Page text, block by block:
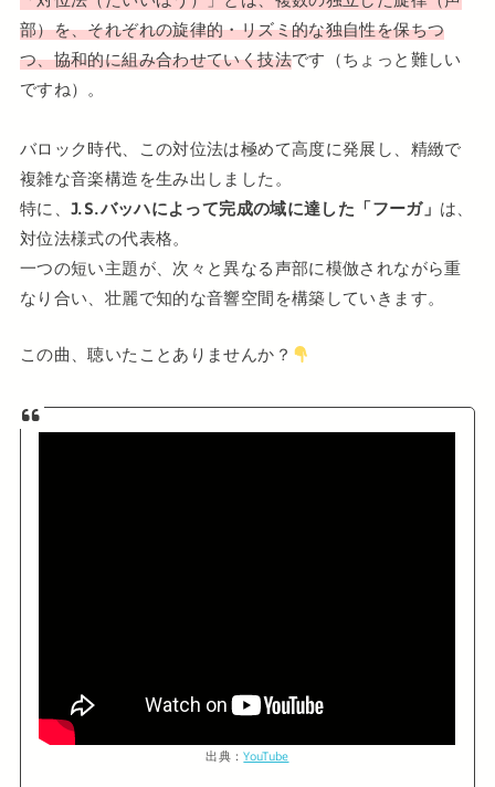
部）を、それぞれの旋律的・リズミ的な独自性を保ちつ
つ、協和的に組み合わせていく技法です（ちょっと難しい
ですね）。
バロック時代、この対位法は極めて高度に発展し、精緻で
複雑な音楽構造を生み出しました。
特に、J.S.バッハによって完成の域に達した「フーガ」 は、
対位法様式の代表格。
一つの短い主題が、次々と異なる声部に模倣されながら重
なり合い、壮麗で知的な音響空間を構築していきます。
この曲、聴いたことありませんか？
出典：YouTube